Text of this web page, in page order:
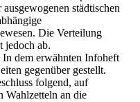
städtischen
Die Verteilung
jedoch ab.
dem erwähnten Infoheft
gegenüber gestellt.
folgend, auf
Wahlzetteln an die